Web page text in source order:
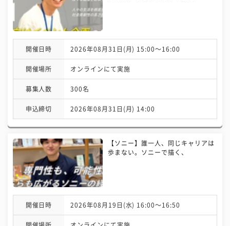
開催日時 2026年08月31日(月) 15:00〜16:00
開催場所 オンラインにて実施
募集人数 300名
申込締切 2026年08月31日(月) 14:00
【ソニー】誰一人、同じキャリアは
歩まない。ソニーで描く、
開催日時 2026年08月19日(水) 16:00〜16:50
開催場所 オンラインにて実施